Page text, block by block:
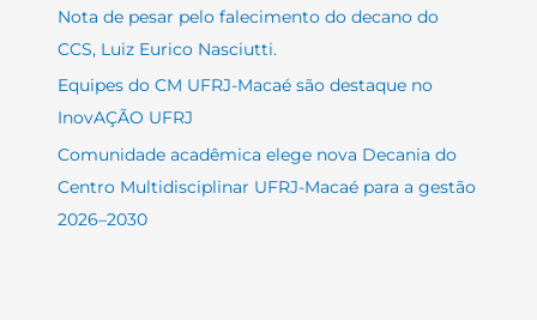
Nota de pesar pelo falecimento do decano do
CCS, Luiz Eurico Nasciutti.
Equipes do CM UFRJ-Macaé são destaque no
InovAÇÃO UFRJ
Comunidade acadêmica elege nova Decania do
Centro Multidisciplinar UFRJ-Macaé para a gestão
2026–2030